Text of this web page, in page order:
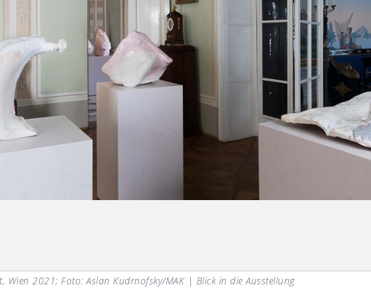
Wien 2021; Foto: Aslan Kudrnofsky/MAK | Blick in die Ausstellung